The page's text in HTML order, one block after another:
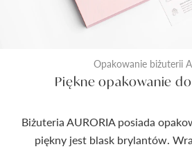
Opakowanie biżuterii
Piękne opakowanie
Biżuteria AURORIA posiada
piękny jest blask brylantów.